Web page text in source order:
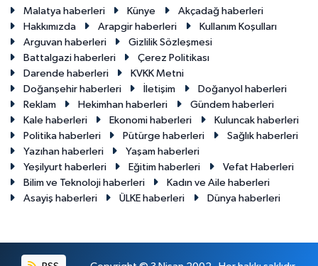
Malatya haberleri Künye
Akçadağ haberleri
Hakkımızda
Arapgir haberleri
Kullanım Koşulları
Arguvan haberleri
Gizlilik Sözleşmesi
Battalgazi haberleri
Çerez Politikası
Darende haberleri
KVKK Metni
Doğanşehir haberleri
İletişim
Doğanyol haberleri
Reklam
Hekimhan haberleri
Gündem haberleri
Kale haberleri
Ekonomi haberleri
Kuluncak haberleri
Politika haberleri
Pütürge haberleri
Sağlık haberleri
Yazıhan haberleri
Yaşam haberleri
Yeşilyurt haberleri
Eğitim haberleri
Vefat Haberleri
Bilim ve Teknoloji haberleri
Kadın ve Aile haberleri
Asayiş haberleri
ÜLKE haberleri Dünya haberleri